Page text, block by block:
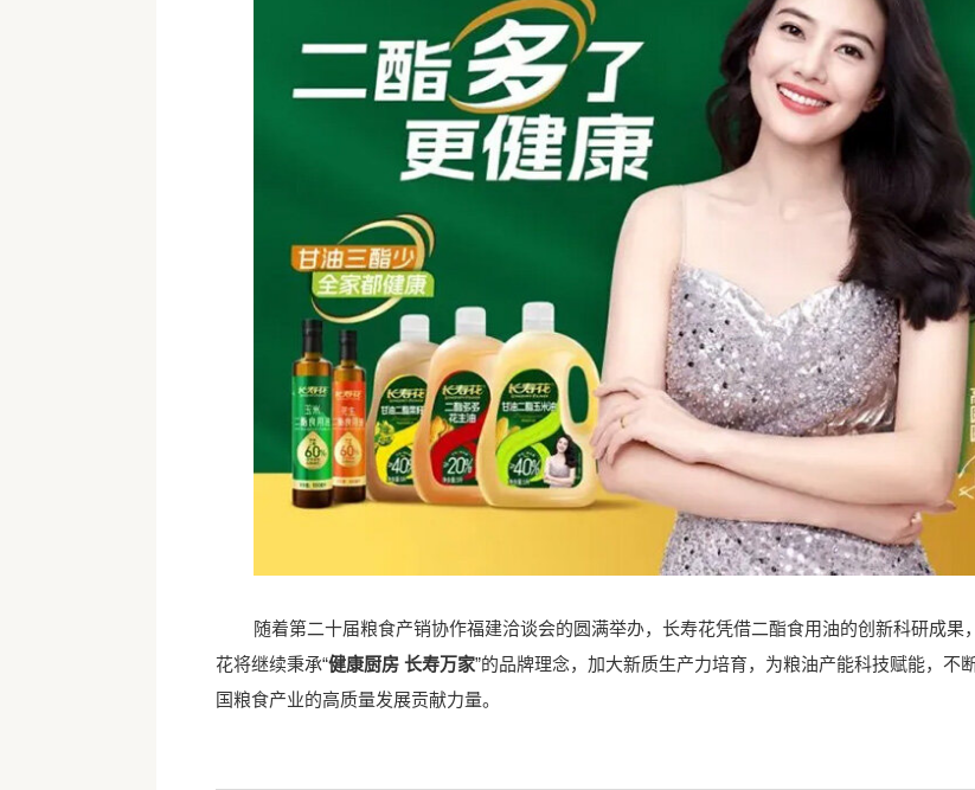
随着第二十届粮食产销协作福建洽谈会的圆满举办，长寿花凭借二酯食用油的创新科研成
花将继续秉承“健康厨房 长寿万家”的品牌理念，加大新质生产力培育，为粮油产能科技赋能，
国粮食产业的高质量发展贡献力量。